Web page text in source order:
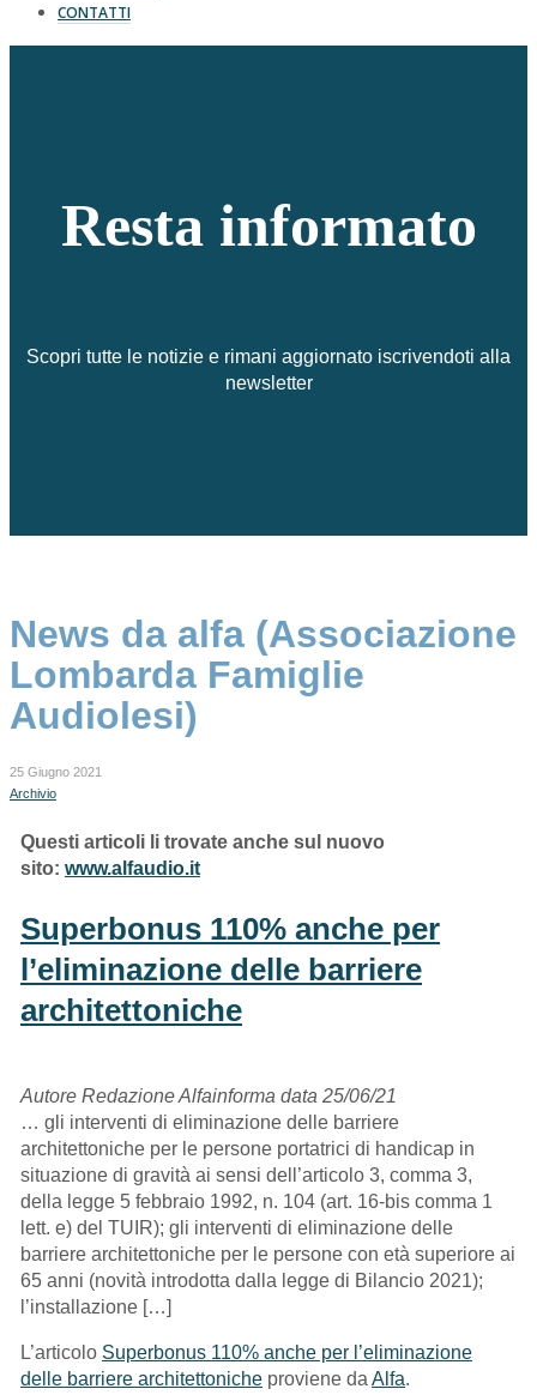
CONTATTI
Resta informato
Scopri tutte le notizie e rimani aggiornato iscrivendoti alla
newsletter
News da alfa (Associazione
Lombarda Famiglie
Audiolesi)
25 Giugno 2021
Archivio
Questi articoli li trovate anche sul nuovo
sito: www.alfaudio.it
Superbonus 110% anche per
l’eliminazione delle barriere
architettoniche
Autore Redazione Alfainforma data 25/06/21
… gli interventi di eliminazione delle barriere
architettoniche per le persone portatrici di handicap in
situazione di gravità ai sensi dell’articolo 3, comma 3,
della legge 5 febbraio 1992, n. 104 (art. 16-bis comma 1
lett. e) del TUIR); gli interventi di eliminazione delle
barriere architettoniche per le persone con età superiore ai
65 anni (novità introdotta dalla legge di Bilancio 2021);
l’installazione […]
L’articolo Superbonus 110% anche per l’eliminazione
delle barriere architettoniche proviene da Alfa.